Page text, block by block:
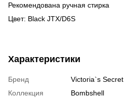
Рекомендована ручная стирка
Цвет: Black JTX/D6S
Характеристики
Бренд
Victoria`s Secret
Коллекция
Bombshell